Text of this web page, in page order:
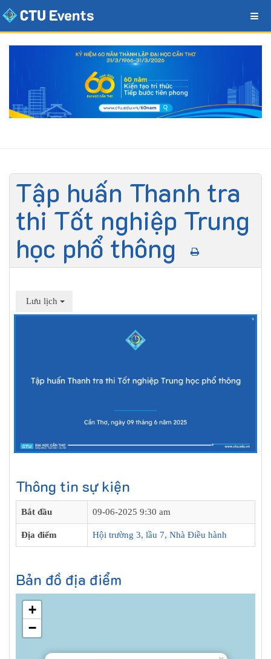
Tập huấn Thanh tra
thi Tốt nghiệp Trung
học phổ thông
Lưu lịch
Thông tin sự kiện
Bắt đầu 09-06-2025 9:30 am
Địa điểm Hội trường 3, lầu 7, Nhà Điều hành
Bản đồ địa điểm
+
−